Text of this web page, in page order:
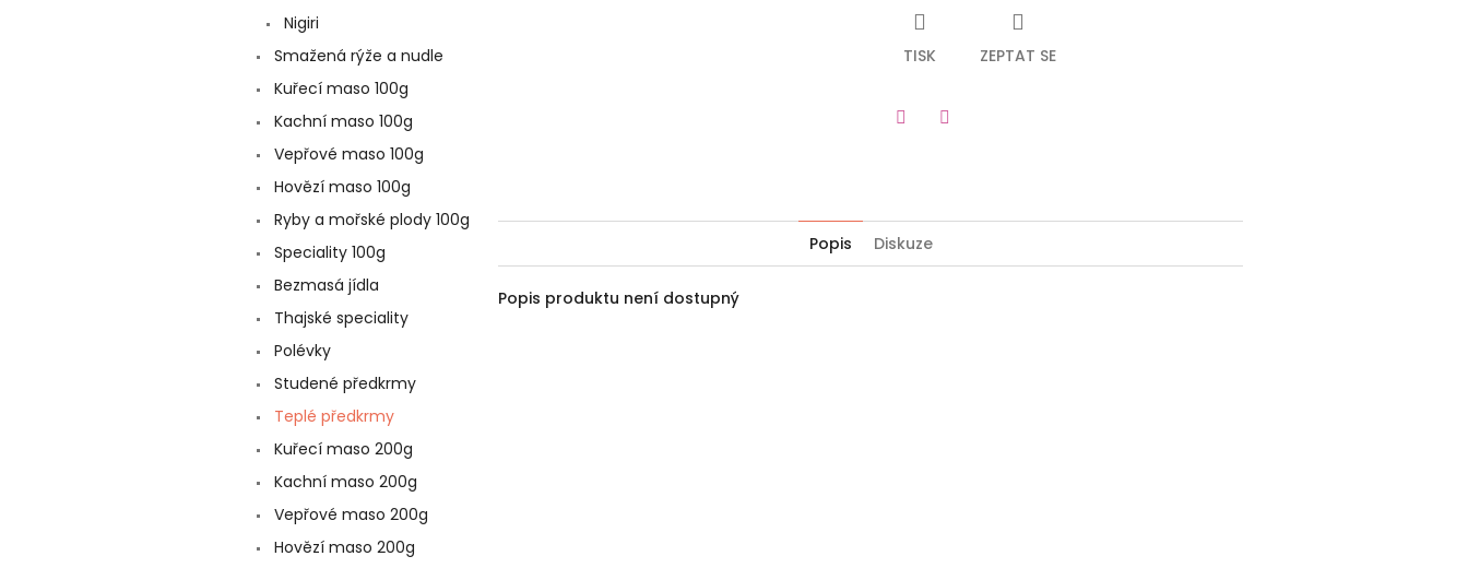
Nigiri
Smažená rýže a nudle
Kuřecí maso 100g
Kachní maso 100g
Vepřové maso 100g
Hovězí maso 100g
Ryby a mořské plody 100g
Speciality 100g
Bezmasá jídla
Thajské speciality
Polévky
Studené předkrmy
Teplé předkrmy
Kuřecí maso 200g
Kachní maso 200g
Vepřové maso 200g
Hovězí maso 200g
TISK ZEPTAT SE
Popis Diskuze
Popis produktu není dostupný